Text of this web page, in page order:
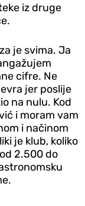
iz druge
je svima. Ja
cifre. Ne
jer poslije
na nulu. Kod
i moram vam
i načinom
je klub, koliko
2.500 do